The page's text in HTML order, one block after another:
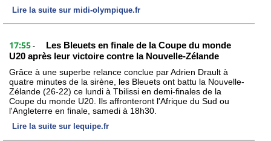
Lire la suite sur midi-olympique.fr
17:55 -
Les Bleuets en finale de la Coupe du monde
U20 après leur victoire contre la Nouvelle-Zélande
Grâce à une superbe relance conclue par Adrien Drault à
quatre minutes de la sirène, les Bleuets ont battu la Nouvelle-
Zélande (26-22) ce lundi à Tbilissi en demi-finales de la
Coupe du monde U20. Ils affronteront l'Afrique du Sud ou
l'Angleterre en finale, samedi à 18h30.
Lire la suite sur lequipe.fr